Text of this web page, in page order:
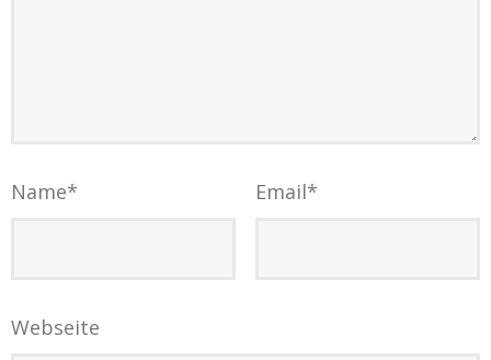
Name* Email*
Webseite